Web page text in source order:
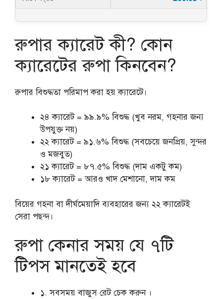
রুপার ক্যারেট কী? কোন
ক্যারেটের রুপা কিনবেন?
রুপার বিশুদ্ধতা পরিমাপ করা হয় ক্যারেটে।
২৪ ক্যারেট = ৯৯.৯% বিশুদ্ধ (খুব নরম, গহনার জন্য
উপযুক্ত নয়)
২২ ক্যারেট = ৯১.৬% বিশুদ্ধ (সবচেয়ে জনপ্রিয়, সুন্দর
ও মজবুত)
২১ ক্যারেট = ৮৭.৫% বিশুদ্ধ (দাম একটু কম)
১৮ ক্যারেট = আরও খাদ মেশানো, দাম কম
বিয়ের গহনা বা দীর্ঘমেয়াদি ব্যবহারের জন্য ২২ ক্যারেটই
সেরা পছন্দ।
রুপা কেনার সময় যে ৭টি
টিপস মানতেই হবে
১. সবসময় বাজুস রেট চেক করুন ।